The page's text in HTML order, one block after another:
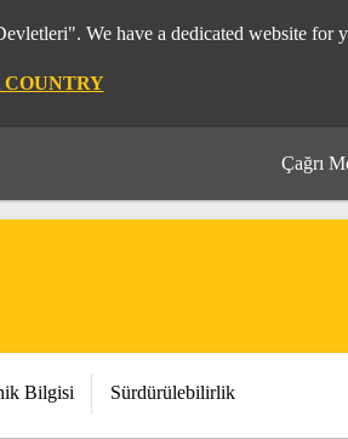
We have a dedicated website for
COUNTRY
Çağrı
Bilgisi Sürdürülebilirlik